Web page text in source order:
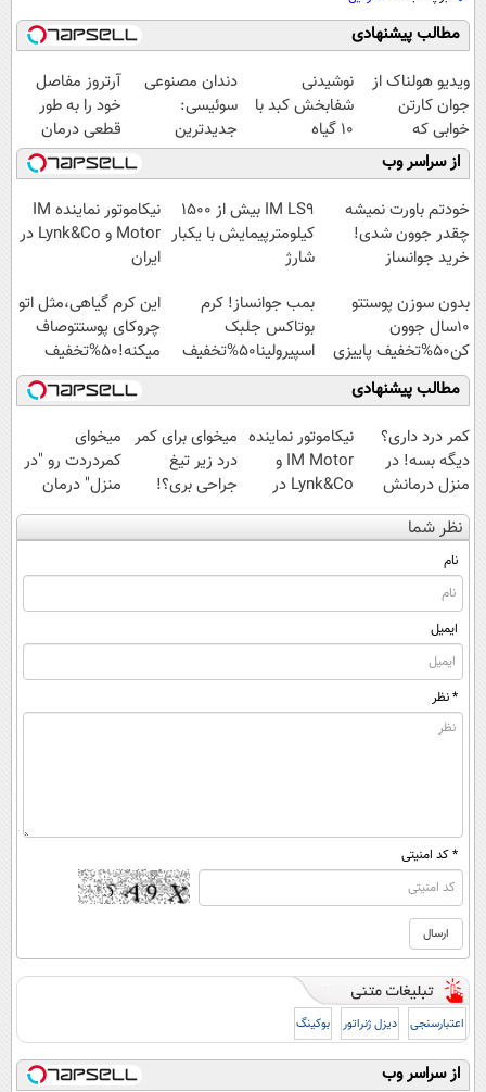
مطالب پیشنهادی
ویدیو هولناک از
جوان کارتن
خوابی که
میلیاردر شد.
آموزش رایگان
نوشیدنی
شفابخش کبد با
10 گیاه
موثر(تخفیف تا
امشب)
دندان مصنوعی
سوئیسی:
جدیدترین
فناوری اروپا،
سبک و مقاوم |
پرداخت قسطی
آرتروز مفاصل
خود را به طور
قطعی درمان
کنید!
◗پرسش‌نامه◖
از سراسر وب
خودتم باورت نمیشه
چقدر جوون شدی!
خرید جوانساز
ویژه
IM LS9 بیش از 1500
کیلومترپیمایش با یکبار
شارژ
نیکاموتور نماینده IM
Motor و Lynk&Co در
ایران
بدون سوزن پوستتو
10سال جوون
کن50%تخفیف پاییزی
بمب جوانساز! کرم
بوتاکس جلبک
اسپیرولینا50%تخفیف
این کرم گیاهی،مثل اتو
چروکای پوستتوصاف
میکنه!50%تخفیف
مطالب پیشنهادی
کمر درد داری؟
دیگه بسه! در
منزل درمانش
کن
(◀پرسش‌نامه)
نیکاموتور نماینده
IM Motor و
Lynk&Co در
ایران
میخوای برای کمر
درد زیر تیغ
جراحی بری؟!
◗پرسش‌نامه رو
پر کن◖
میخوای
کمردردت رو "در
منزل" درمان
کنی؟ (◂فیلم +
◂پرسش‌نامه)
نظر شما
نام
ایمیل
* نظر
* کد امنیتی
اعتبارسنجی دیزل ژنراتور بوکینگ
از سراسر وب